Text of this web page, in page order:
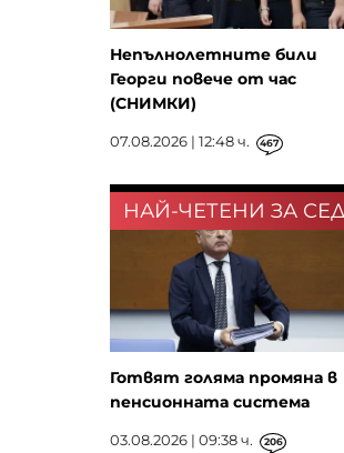
Непълнолетните били
Георги повече от час
(СНИМКИ)
07.08.2026 | 12:48 ч. 467
НАЙ-ЧЕТЕНИ ЗА
Готвят голяма промяна в
пенсионната система
03.08.2026 | 09:38 ч. 206